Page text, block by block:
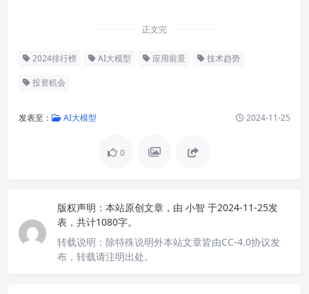
正文完
2024排行榜 AI大模型 应用前景 技术趋势
投资机会
发表至： AI大模型 2024-11-25
0
版权声明： 本站原创文章，由 小智 于2024-11-25发
表，共计1080字。
转载说明： 除特殊说明外本站文章皆由CC-4.0协议发
布，转载请注明出处。